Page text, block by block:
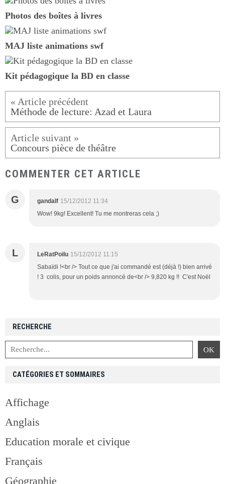
Photos des boîtes à livres
MAJ liste animations swf
Kit pédagogique la BD en classe
Méthode de lecture: Azad et Laura
Concours pièce de théâtre
COMMENTER CET ARTICLE
G gandalf 15/12/2012 11:34
Wow! 9kg! Excellent! Tu me montreras cela ;)
L LeRatPoilu 15/12/2012 11:15
Sabaïdi !<br /> Tout ce que j'ai commandé est (déjà !) bien arrivé
! 3 colis, pour un poids annoncé de<br /> 9,820 kg !! C'est Noël
RECHERCHE
CATÉGORIES ET SOMMAIRES
Affichage
Anglais
Education morale et civique
Français
Géographie